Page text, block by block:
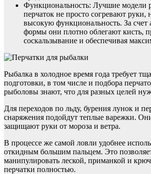
Функциональность: Лучшие модели
перчаток не просто согревают руки,
высокую функциональность. За счет
формы они плотно облегают кисть,
соскальзывание и обеспечивая
Рыбалка в холодное время года требует
подготовки, в том числе и подбора
рыболовы знают, что для разных целей
Для переходов по льду, бурения лунок и
снаряжения подойдут теплые варежки.
защищают руки от мороза и ветра.
В процессе же самой ловли удобнее
откидным большим пальцем. Это
манипулировать леской, приманкой и
перчатки полностью.